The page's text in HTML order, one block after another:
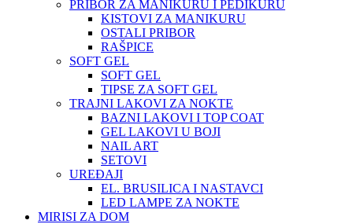
PRIBOR ZA MANIKURU I PEDIKURU
KISTOVI ZA MANIKURU
OSTALI PRIBOR
RAŠPICE
SOFT GEL
SOFT GEL
TIPSE ZA SOFT GEL
TRAJNI LAKOVI ZA NOKTE
BAZNI LAKOVI I TOP COAT
GEL LAKOVI U BOJI
NAIL ART
SETOVI
UREĐAJI
EL. BRUSILICA I NASTAVCI
LED LAMPE ZA NOKTE
MIRISI ZA DOM